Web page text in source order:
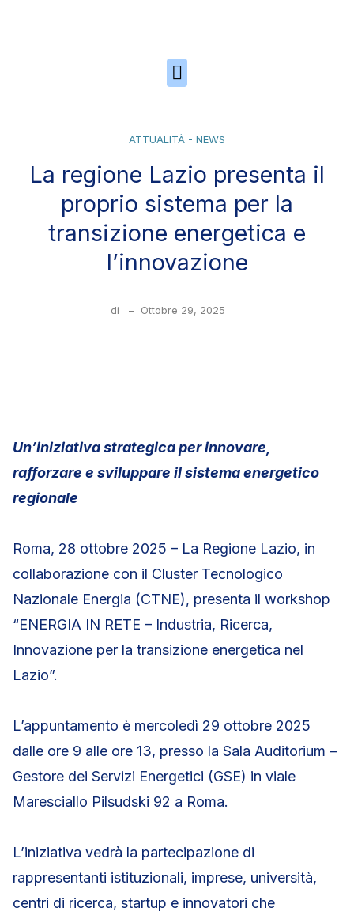
ATTUALITÀ - NEWS
La regione Lazio presenta il
proprio sistema per la
transizione energetica e
l’innovazione
di – Ottobre 29, 2025
Un’iniziativa strategica per innovare,
rafforzare e sviluppare il sistema energetico
regionale
Roma, 28 ottobre 2025 – La Regione Lazio, in
collaborazione con il Cluster Tecnologico
Nazionale Energia (CTNE), presenta il workshop
“ENERGIA IN RETE – Industria, Ricerca,
Innovazione per la transizione energetica nel
Lazio”.
L’appuntamento è mercoledì 29 ottobre 2025
dalle ore 9 alle ore 13, presso la Sala Auditorium –
Gestore dei Servizi Energetici (GSE) in viale
Maresciallo Pilsudski 92 a Roma.
L’iniziativa vedrà la partecipazione di
rappresentanti istituzionali, imprese, università,
centri di ricerca, startup e innovatori che